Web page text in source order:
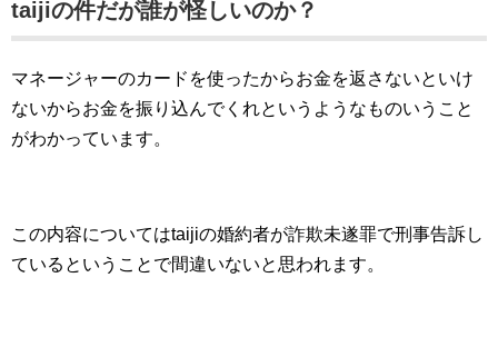
taijiの件だが誰が怪しいのか？
マネージャーのカードを使ったからお金を返さないといけ
ないからお金を振り込んでくれというようなものいうこと
がわかっています。
この内容についてはtaijiの婚約者が詐欺未遂罪で刑事告訴し
ているということで間違いないと思われます。